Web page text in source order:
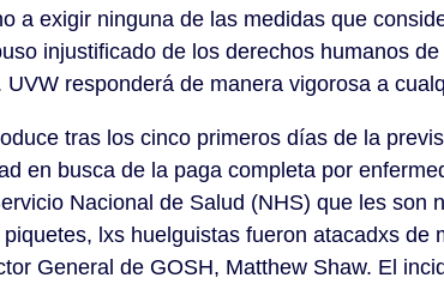
a exigir ninguna de las medidas que
injustificado de los derechos humanos
UVW responderá de manera vigorosa a
tras los cinco primeros días de la
en busca de la paga completa por
Nacional de Salud (NHS) que les son
lxs huelguistas fueron atacadxs de
General de GOSH, Matthew Shaw. El